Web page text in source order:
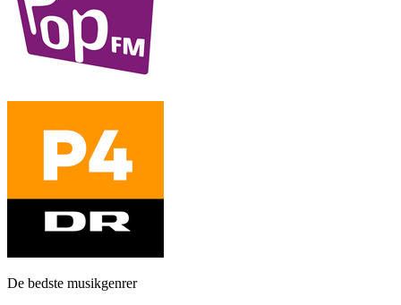
De bedste musikgenrer